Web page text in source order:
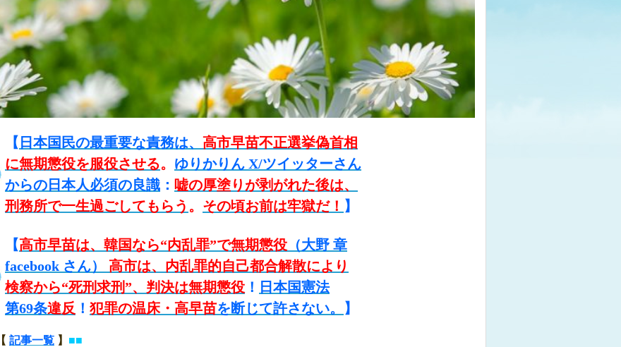
【 日本国民の最重要な責務は、 高市早苗不正選挙偽首相
に無期懲役を服役させる。 ゆりかりん X/ツイッターさん
からの日本人必須の良識 ： 嘘の厚塗りが剥がれた後は、
刑務所で一生過ごしてもらう 。 その頃お前は牢獄だ！ 】
【高市早苗は、韓国なら“内乱罪”で無期懲役 （大野 章
facebook さん）
高市は、内乱罪的自己都合解散により
検察から“死刑求刑”、判決は無期懲役 ！ 日本国憲法
第69条違反 ！ 犯罪の温床・高早苗を断じて許さない。 】
【 記事一覧 】 ■■